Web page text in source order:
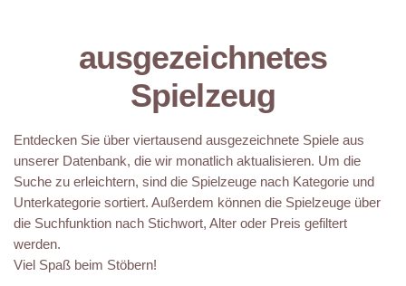
ausgezeichnetes
Spielzeug
Entdecken Sie über viertausend ausgezeichnete Spiele aus
unserer Datenbank, die wir monatlich aktualisieren. Um die
Suche zu erleichtern, sind die Spielzeuge nach Kategorie und
Unterkategorie sortiert. Außerdem können die Spielzeuge über
die Suchfunktion nach Stichwort, Alter oder Preis gefiltert
werden.
Viel Spaß beim Stöbern!